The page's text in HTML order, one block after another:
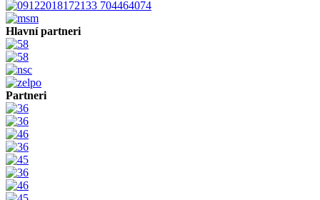
Hlavní partneri
Partneri